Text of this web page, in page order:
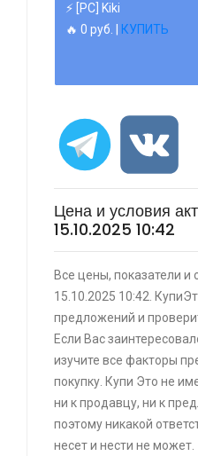
⚡ [PC] Kiki
🔥 0 руб. |
КУПИТЬ
⚡ 55" Телевизор Digma
4K Ultra HD, черный,
🔥 26990 руб. |КУПИТЬ
⚡ [PC] Cursedland
🔥 0 руб. |КУПИТЬ
⚡ Двуспальная
скидкой + возврат
картой Сбербанка
Цена и условия
15.10.2025 10:42
Все цены, показатели и
15.10.2025 10:42.
предложений и
Если Вас
изучите все факторы
покупку. Купи Это не
ни к продавцу, ни к
поэтому никакой
несет и нести не может.